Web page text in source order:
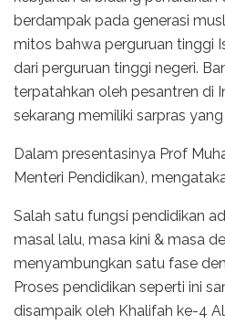
berdampak pada generasi
mitos bahwa perguruan tinggi
dari perguruan tinggi negeri.
terpatahkan oleh pesantren di
sekarang memiliki sarpras
Dalam presentasinya Prof
Menteri Pendidikan),
Salah satu fungsi pendidikan
masal lalu, masa kini & masa
menyambungkan satu fase
Proses pendidikan seperti ini
disampaik oleh Khalifah ke-4